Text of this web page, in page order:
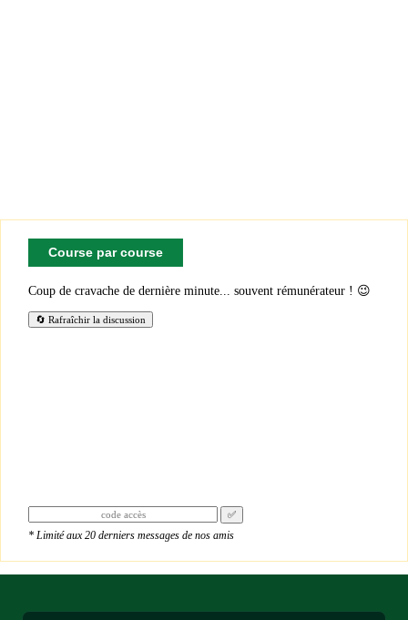
Course par course
Coup de cravache de dernière minute... souvent rémunérateur ! 😉
🔄 Rafraîchir la discussion
✅
* Limité aux 20 derniers messages de nos amis
★★★★★
« Je donne 5 étoiles puisque je suis sûr que le site
remarque l'absence de Mr Jean Luc B, j'espère qu'il